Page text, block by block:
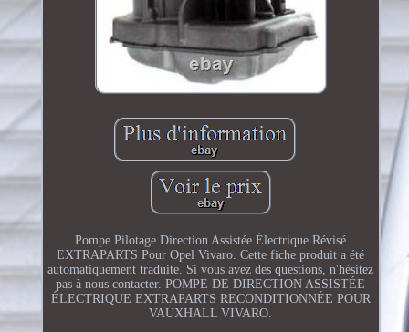
Pompe Pilotage Direction Assistée Électrique Révisé
EXTRAPARTS Pour Opel Vivaro. Cette fiche produit a été
automatiquement traduite. Si vous avez des questions, n'hésitez
pas à nous contacter. POMPE DE DIRECTION ASSISTÉE
ÉLECTRIQUE EXTRAPARTS RECONDITIONNÉE POUR
VAUXHALL VIVARO.